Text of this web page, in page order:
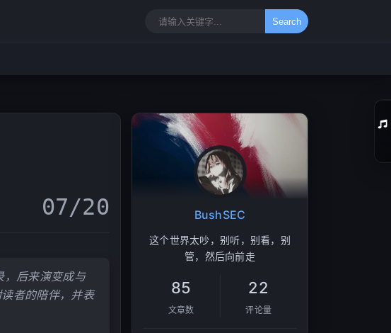
Search
07/20
，后来演变成与
者的陪伴，并表
BushSEC
这个世界太吵，别听，别看，别
管，然后向前走
85
文章数
22
评论量